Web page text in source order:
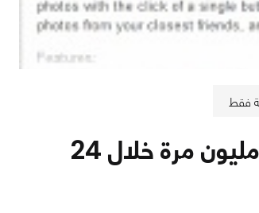
تطبيقات انستجرام لأنظمة أندرويد تم تحميلها أكثر من مليون مرة خلال 24